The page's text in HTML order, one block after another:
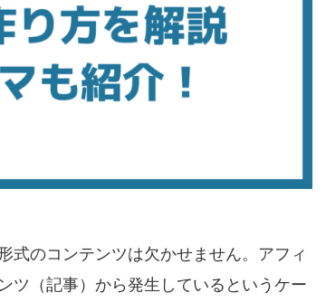
式のコンテンツは欠かせません。アフィ
ツ（記事）から発生しているというケー